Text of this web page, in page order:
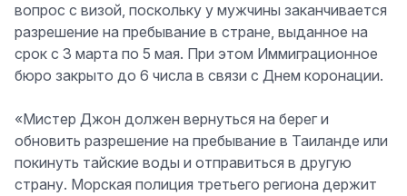
вопрос с визой, поскольку у мужчины заканчивается
разрешение на пребывание в стране, выданное на
срок с 3 марта по 5 мая. При этом Иммиграционное
бюро закрыто до 6 числа в связи с Днем коронации.
«Мистер Джон должен вернуться на берег и
обновить разрешение на пребывание в Таиланде или
покинуть тайские воды и отправиться в другую
страну. Морская полиция третьего региона держит